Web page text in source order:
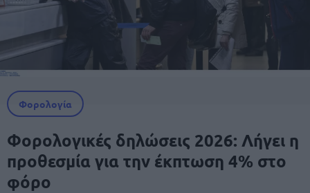
Φορολογία
Φορολογικές δηλώσεις 2026: Λήγει η
προθεσμία για την έκπτωση 4% στο
φόρο